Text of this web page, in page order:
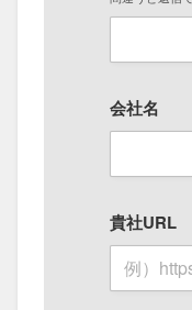
会社名
貴社URL